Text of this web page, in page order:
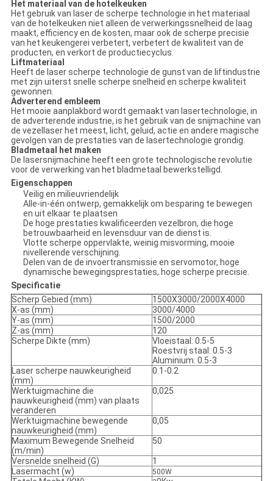
Het materiaal van de hotelkeuken
Het gebruik van laser de scherpe technologie in het materiaal
van de hotelkeuken niet alleen de verwerkingssnelheid de laag
maakt, efficiency en de kosten, maar ook de scherpe precisie
van het keukengerei verbetert, verbetert de kwaliteit van de
producten, en verkort de productiecyclus.
Liftmateriaal
Heeft de laser scherpe technologie de gunst van de liftindustrie
met zijn uiterst snelle scherpe snelheid en scherpe kwaliteit
gewonnen.
Adverterend embleem
Het mooie aanplakbord wordt gemaakt van lasertechnologie, in
de adverterende industrie, is het gebruik van de snijmachine van
de vezellaser het meest, licht, geluid, actie en andere magische
gevolgen van de prestaties van de lasertechnologie grondig.
Bladmetaal het maken
De lasersnijmachine heeft een grote technologische revolutie
voor de verwerking van het bladmetaal bewerkstelligd.
Eigenschappen
Veilig en milieuvriendelijk
Alle-in-één ontwerp, gemakkelijk om besparing te bewegen
en uit elkaar te plaatsen
De hoge prestaties kwalificeerden vezelbron, die hoge
betrouwbaarheid en levensduur van de dienst is.
Vlotte scherpe oppervlakte, weinig misvorming, mooie
nivellerende verschijning.
Delen van de de invoertransmissie en servomotor, hoge
dynamische bewegingsprestaties, hoge scherpe precisie.
Specificatie
Scherp Gebied (mm)
1500X3000/2000X4000
X-as (mm)
3000/4000
Y-as (mm)
1500/2000
Z-as (mm)
120
Scherpe Dikte (mm)
Vloeistaal: 0.5-5
Roestvrij staal: 0.5-3
Aluminium: 0.5-3
Laser scherpe nauwkeurigheid
(mm)
0.1-0.2
Werktuigmachine die
nauwkeurigheid (mm) van plaats
veranderen
0,025
Werktuigmachine bewegende
nauwkeurigheid (mm)
0,05
Maximum Bewegende Snelheid
(m/min)
50
Versnelde snelheid (G)
1
Lasermacht (w)
500W